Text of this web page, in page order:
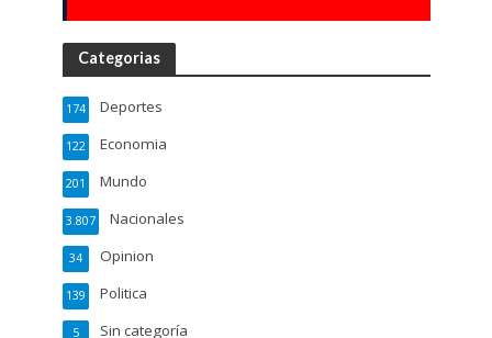
Categorias
Deportes
174
Economia
122
Mundo
201
Nacionales
3.807
Opinion
34
Politica
139
Sin categoría
5